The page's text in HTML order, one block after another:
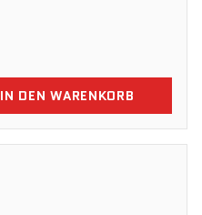
IN DEN WARENKORB